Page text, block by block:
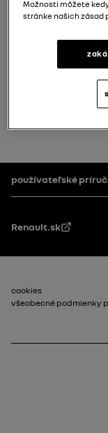
Pätička
používateľské
Renault.sk
Footer_2
cookies
všeobecné podmienky
Možnosti môžete
stránke našich zásad